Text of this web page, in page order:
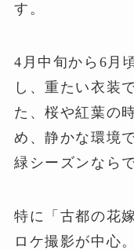
す。
4月中旬から6月
し、重たい衣装
た、桜や紅葉の
め、静かな環境
緑シーズンならで
特に「古都の花
ロケ撮影が中心